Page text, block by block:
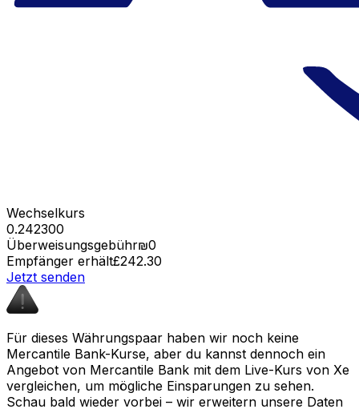
Wechselkurs
0.242300
Überweisungsgebühr₪0
Empfänger erhält£242.30
Jetzt senden
Für dieses Währungspaar haben wir noch keine
Mercantile Bank-Kurse, aber du kannst dennoch ein
Angebot von Mercantile Bank mit dem Live-Kurs von Xe
vergleichen, um mögliche Einsparungen zu sehen.
Schau bald wieder vorbei – wir erweitern unsere Daten